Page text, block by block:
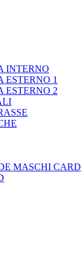
INTERNO
ESTERNO 1
ESTERNO 2
MASCHI CARD